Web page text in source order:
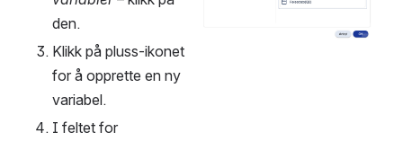
den.
Klikk på pluss-ikonet
for å opprette en ny
variabel.
I feltet for